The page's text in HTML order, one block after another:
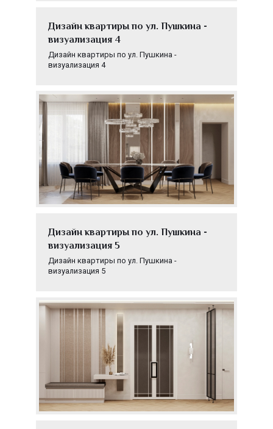
Дизайн квартиры по ул. Пушкина -
визуализация 4
Дизайн квартиры по ул. Пушкина -
визуализация 4
Дизайн квартиры по ул. Пушкина -
визуализация 5
Дизайн квартиры по ул. Пушкина -
визуализация 5